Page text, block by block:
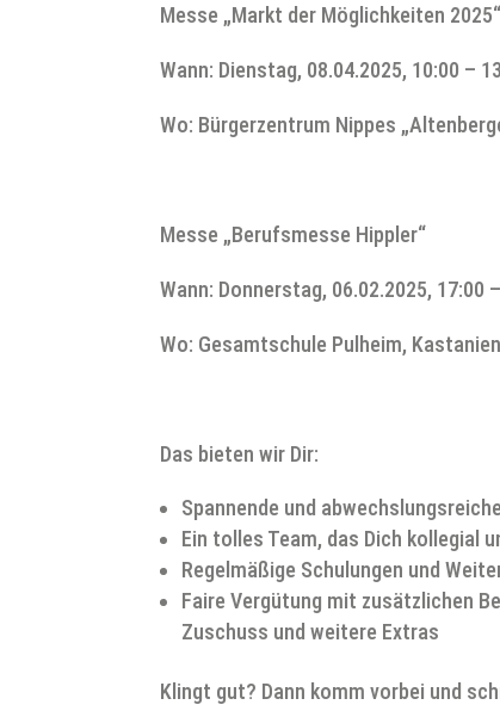
Messe „Markt der Möglichkeiten 2025“
Wann: Dienstag, 08.04.2025, 10:00 –
Wo: Bürgerzentrum Nippes
Messe „Berufsmesse Hippler“
Wann: Donnerstag, 06.02.2025, 17:00
Wo: Gesamtschule Pulheim,
Das bieten wir Dir:
Spannende und
Ein tolles Team, das Dich kollegial
Regelmäßige Schulungen und
Faire Vergütung mit zusätzlichen
Zuschuss und weitere Extras
Klingt gut? Dann komm vorbei und